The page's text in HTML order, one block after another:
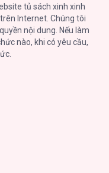
Tới!
Phía Tôi
tủ sách xinh xinh
Internet. Chúng tôi
nội dung. Nếu làm
nào, khi có yêu cầu,